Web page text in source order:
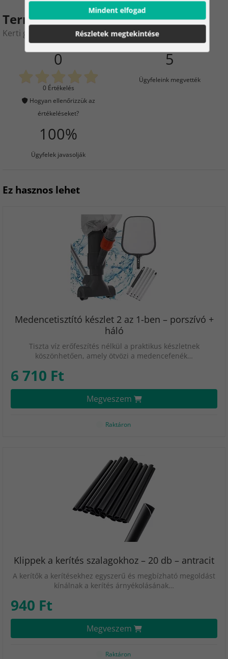
Termékértékelés
Kerti grill takaró - 95 x 100 x 60 cm
0
0 Értékelés
Hogyan ellenőrizzük az
értékeléseket?
5
Ügyfeleink megvették
100%
Ügyfelek javasolják
Ez hasznos lehet
Medencetisztító készlet 2 az 1-ben – porszívó +
háló
Tiszta víz erőfeszítés nélkül a praktikus készletnek
köszönhetően, amely ötvözi a medencefenék…
6 710 Ft
Megveszem
Raktáron
Klippek a kerítés szalagokhoz – 20 db – antracit
A kerítők a kerítésekhez egyszerű és megbízható megoldást
kínálnak a kerítés árnyékolásának…
940 Ft
Megveszem
Raktáron
Mindent elfogad
Részletek megtekintése